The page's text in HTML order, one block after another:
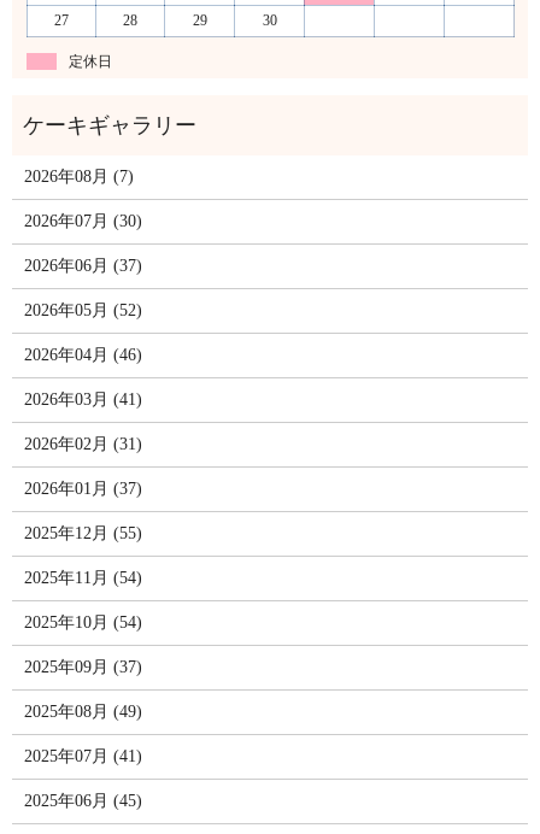
27
28 29 30
定休日
2026年08月 (7)
2026年07月 (30)
2026年06月 (37)
2026年05月 (52)
2026年04月 (46)
2026年03月 (41)
2026年02月 (31)
2026年01月 (37)
2025年12月 (55)
2025年11月 (54)
2025年10月 (54)
2025年09月 (37)
2025年08月 (49)
2025年07月 (41)
2025年06月 (45)